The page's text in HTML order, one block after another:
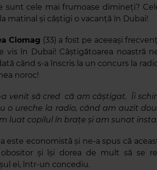
sunt cele mai frumoase dimineți?
matinal și câștigi o vacanță în Dubai!
Ciomag (33) a fost pe aceeași
vis în Dubai! Câștigătoarea noastră
când s-a înscris la un concurs la
noroc!
a venit să cred că am câștigat. Îi
o ureche la radio, când am auzit
luat copilul în brațe și am sunat
este economistă și ne-a spus că
și își dorea de mult să se
ei, într-un concediu.